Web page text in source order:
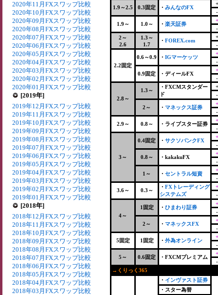
2020年11月FXスワップ比較
2020年10月FXスワップ比較
2020年09月FXスワップ比較
2020年08月FXスワップ比較
2020年07月FXスワップ比較
2020年06月FXスワップ比較
2020年05月FXスワップ比較
2020年04月FXスワップ比較
2020年03月FXスワップ比較
2020年02月FXスワップ比較
2020年01月FXスワップ比較
[2019年]
2019年12月FXスワップ比較
2019年11月FXスワップ比較
2019年10月FXスワップ比較
2019年09月FXスワップ比較
2019年08月FXスワップ比較
2019年07月FXスワップ比較
2019年06月FXスワップ比較
2019年05月FXスワップ比較
2019年04月FXスワップ比較
2019年03月FXスワップ比較
2019年02月FXスワップ比較
2019年01月FXスワップ比較
[2018年]
2018年12月FXスワップ比較
2018年11月FXスワップ比較
2018年10月FXスワップ比較
2018年09月FXスワップ比較
2018年08月FXスワップ比較
2018年07月FXスワップ比較
2018年06月FXスワップ比較
2018年05月FXスワップ比較
2018年04月FXスワップ比較
2018年03月FXスワップ比較
1.9～2.5 0.3固定 ・ みんなのFX
1.9～ 1.0～ ・ 楽天証券
2～
2.6
1.3～
1.7
・ FOREX.com
2.2固定
0.6～0.9 ・ IGマーケッツ
0.9固定 ・ディールFX
2.8～
1.3～
・FXCMスタンダー
ド
2～ ・ マネックス証券
2.9～ 0.8～ ・ライブスター証券
3～
0.4固定 ・ サクソバンクFX
0.8～ ・kakakuFX
1～ ・ セントラル短資
3.6～ 0.3～
・ FXトレーディング
システムズ
4～
1固定 ・ ひまわり証券
2～ ・ マネックスFX
5固定 1固定 ・ 外為オンライン
5～ 0.6固定 ・FXCMプレミアム
→くりっく365
・ インヴァスト証券
・スター為替